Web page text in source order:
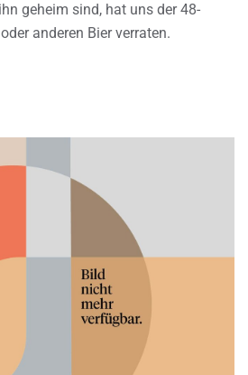
geheim sind, hat uns der 48-
anderen Bier verraten.